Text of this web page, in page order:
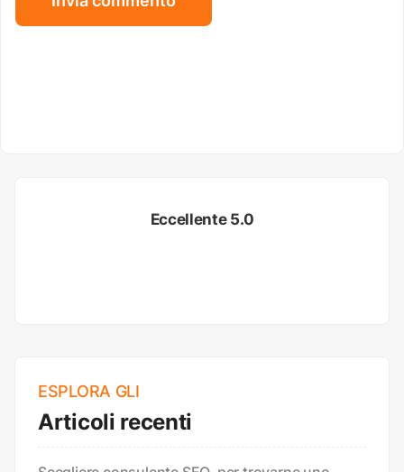
Eccellente 5.0
ESPLORA GLI
Articoli recenti